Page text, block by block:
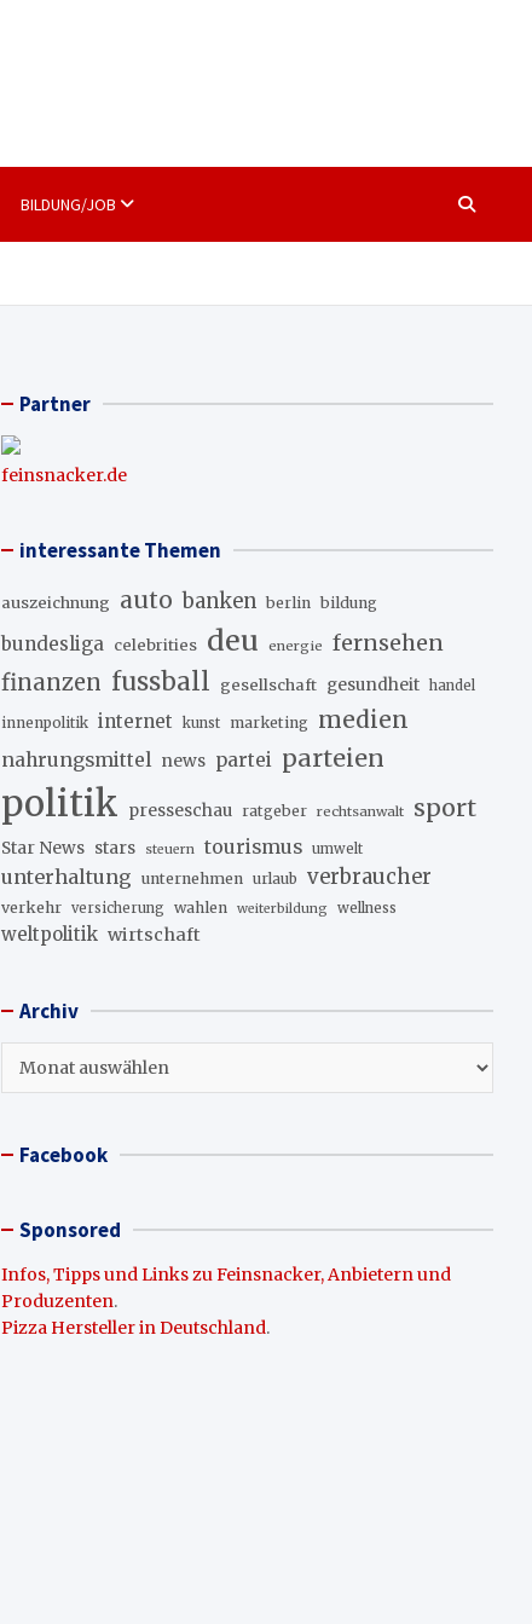
BILDUNG/JOB
Partner
feinsnacker.de
interessante Themen
auszeichnung auto banken berlin bildung
bundesliga celebrities deu energie
fernsehen
finanzen fussball gesellschaft gesundheit handel
innenpolitik internet kunst marketing medien
nahrungsmittel news partei parteien
politik presseschau ratgeber rechtsanwalt sport
Star News stars steuern tourismus umwelt
unterhaltung unternehmen urlaub verbraucher
verkehr versicherung wahlen weiterbildung wellness
weltpolitik wirtschaft
Archiv
Facebook
Sponsored
Infos, Tipps und Links zu Feinsnacker, Anbietern und
Produzenten.
Pizza Hersteller in Deutschland.